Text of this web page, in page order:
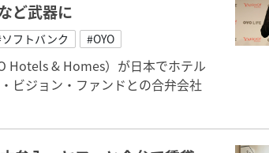
ど武器に
フトバンク #OYO
Hotels & Homes）が日本でホテル
ビジョン・ファンドとの合弁会社